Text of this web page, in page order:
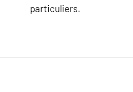
particuliers.